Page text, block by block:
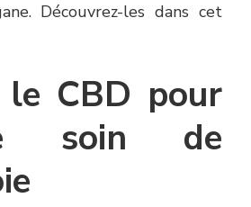
Découvrez-les dans cet
CBD pour
soin de